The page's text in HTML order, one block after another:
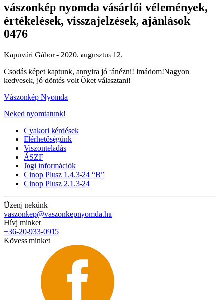
vászonkép nyomda vásárlói vélemények,
értékelések, visszajelzések, ajánlások
0476
Kapuvári Gábor - 2020. augusztus 12.
Csodás képet kaptunk, annyira jó ránézni! Imádom!Nagyon
kedvesek, jó döntés volt Őket választani!
Vászonkép Nyomda
Neked nyomtatunk!
Gyakori kérdések
Elérhetőségünk
Viszonteladás
ÁSZF
Jogi információk
Ginop Plusz 1.4.3-24 “B”
Ginop Plusz 2.1.3-24
Üzenj nekünk
vaszonkep@vaszonkepnyomda.hu
Hívj minket
+36-20-933-0915
Kövess minket